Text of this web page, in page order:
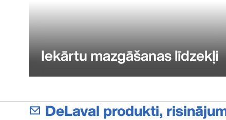
Iekārtu mazgāšanas līdzekļi
DeLaval produkti,